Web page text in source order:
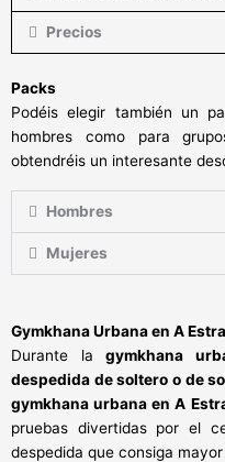
Precios
Packs
Podéis elegir también un
hombres como para
obtendréis un interesante
Hombres
Mujeres
Gymkhana Urbanaen A
Durante lagymkhana
despedida de soltero o de
gymkhana urbana en A
pruebas divertidas por el
despedida que consiga